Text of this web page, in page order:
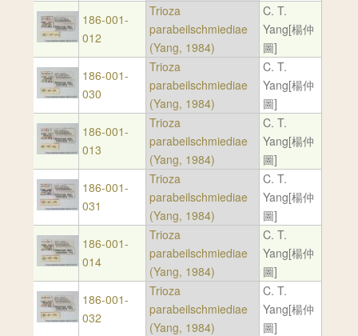
186-001-
012
Trioza
parabeilschmiediae
(Yang, 1984)
C. T.
Yang[楊仲
圖]
186-001-
030
Trioza
parabeilschmiediae
(Yang, 1984)
C. T.
Yang[楊仲
圖]
186-001-
013
Trioza
parabeilschmiediae
(Yang, 1984)
C. T.
Yang[楊仲
圖]
186-001-
031
Trioza
parabeilschmiediae
(Yang, 1984)
C. T.
Yang[楊仲
圖]
186-001-
014
Trioza
parabeilschmiediae
(Yang, 1984)
C. T.
Yang[楊仲
圖]
186-001-
032
Trioza
parabeilschmiediae
(Yang, 1984)
C. T.
Yang[楊仲
圖]